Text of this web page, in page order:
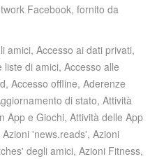
Facebook, fornito da
amici, Accesso ai dati privati,
di amici, Accesso alle
Accesso offline, Aderenze
di stato, Attività
App e Giochi, Attività delle App
'news.reads', Azioni
degli amici, Azioni Fitness,